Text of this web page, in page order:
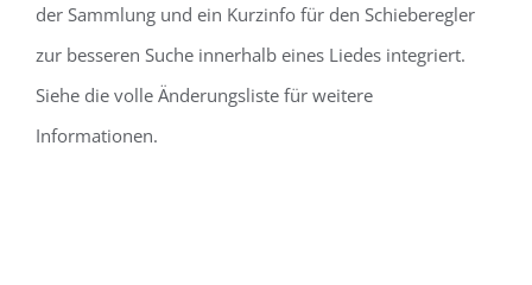
der Sammlung und ein Kurzinfo für den Schieberegler
zur besseren Suche innerhalb eines Liedes integriert.
Siehe die volle Änderungsliste für weitere
Informationen.